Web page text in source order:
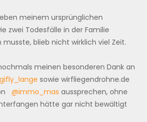
meinem ursprünglichen
zwei Todesfälle in der Familie
blieb nicht wirklich viel Zeit.
meinen besonderen Dank an
sowie wirfliegendrohne.de
@immo_mas aussprechen, ohne
hätte gar nicht bewältigt